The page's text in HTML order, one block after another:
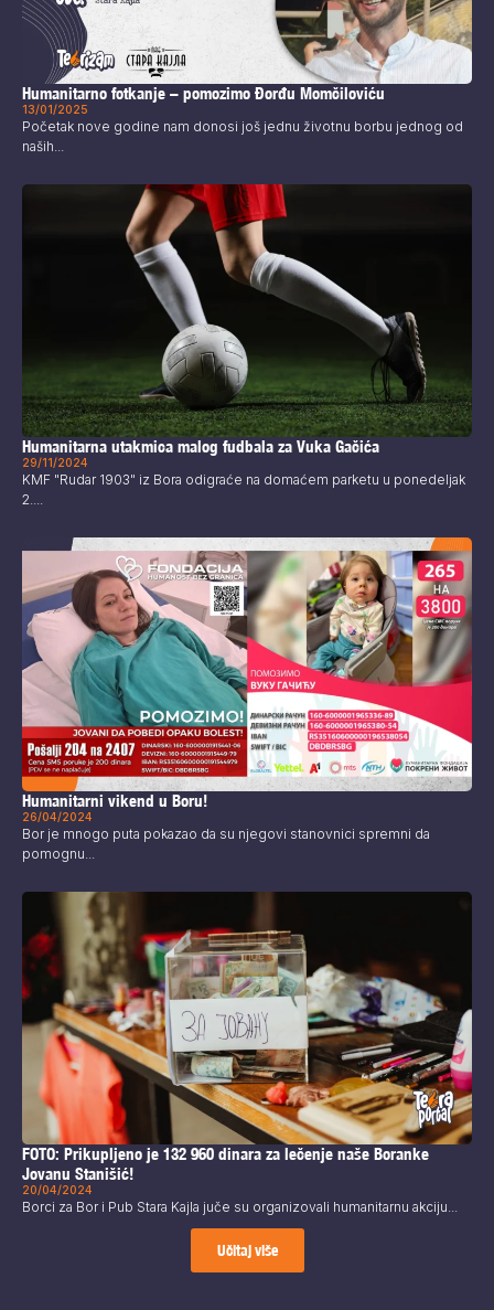
Humanitarno fotkanje – pomozimo Đorđu Momčiloviću
13/01/2025
Početak nove godine nam donosi još jednu životnu borbu jednog od
naših...
Humanitarna utakmica malog fudbala za Vuka Gačića
29/11/2024
KMF "Rudar 1903" iz Bora odigraće na domaćem parketu u ponedeljak
2....
Humanitarni vikend u Boru!
26/04/2024
Bor je mnogo puta pokazao da su njegovi stanovnici spremni da
pomognu...
FOTO: Prikupljeno je 132 960 dinara za lečenje naše Boranke
Jovanu Stanišić!
20/04/2024
Borci za Bor i Pub Stara Kajla juče su organizovali humanitarnu akciju...
Učitaj više